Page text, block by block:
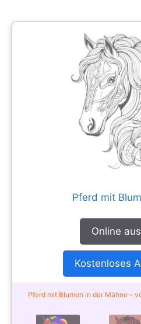
Online
Kostenloses
Pferd mit Blumen in der Mähne –